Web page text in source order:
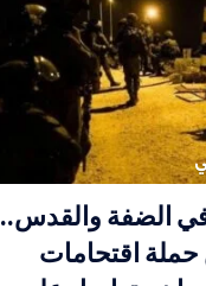
الضفة والقدس..
حملة اقتحامات